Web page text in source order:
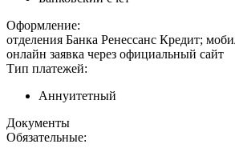
Оформление:
отделения Банка Ренессанс Кредит;
онлайн заявка через официальный сайт
Тип платежей:
Аннуитетный
Документы
Обязательные: